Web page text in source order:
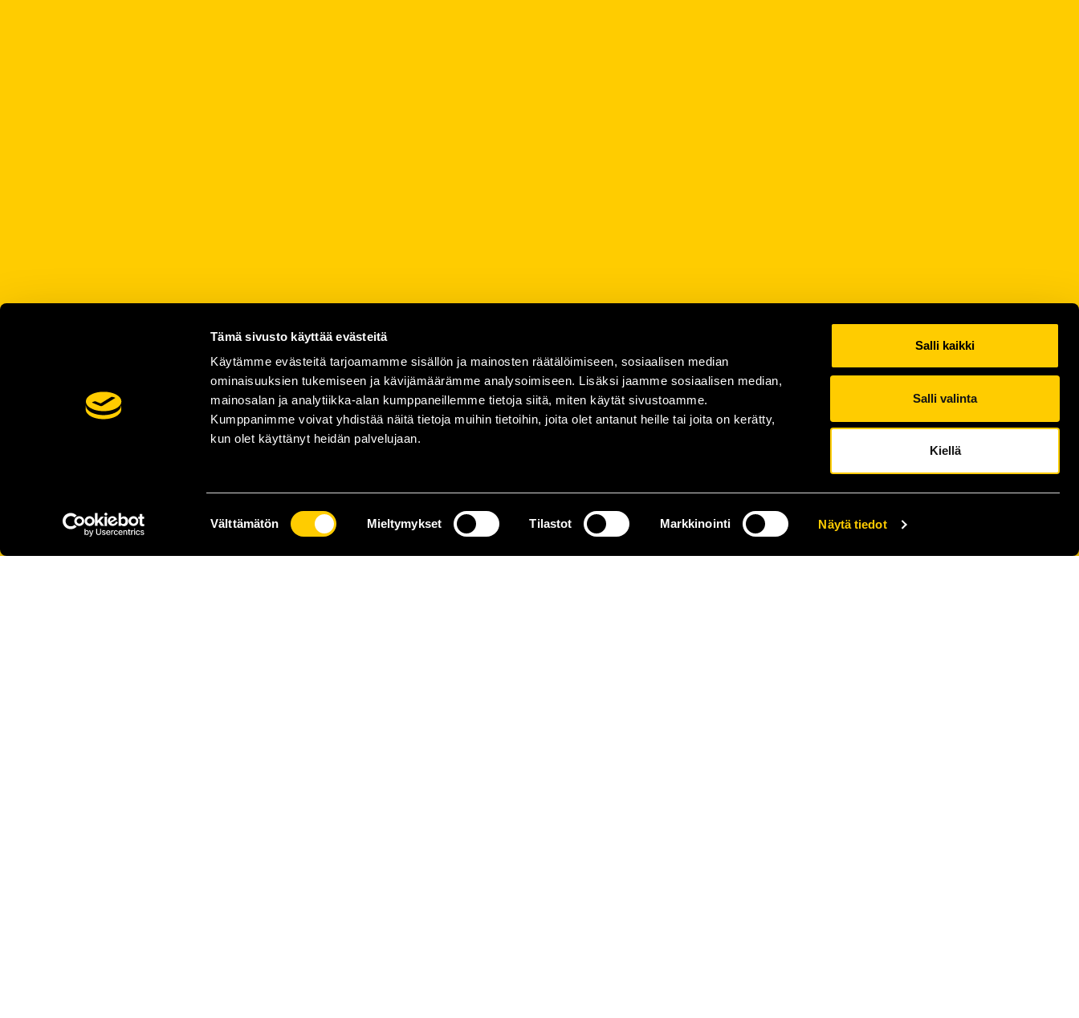
Tämä sivusto käyttää evästeitä
Käytämme evästeitä tarjoamamme sisällön ja mainosten räätälöimiseen, sosiaalisen median
ominaisuuksien tukemiseen ja kävijämäärämme analysoimiseen. Lisäksi jaamme sosiaalisen median,
mainosalan ja analytiikka-alan kumppaneillemme tietoja siitä, miten käytät sivustoamme.
Kumppanimme voivat yhdistää näitä tietoja muihin tietoihin, joita olet antanut heille tai joita on kerätty,
kun olet käyttänyt heidän palvelujaan.
Välttämätön Mieltymykset Tilastot Markkinointi Näytä tiedot
Salli kaikki
Salli valinta
Kiellä